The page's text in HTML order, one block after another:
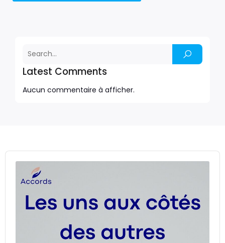
Latest Comments
Aucun commentaire à afficher.
Audio
Player